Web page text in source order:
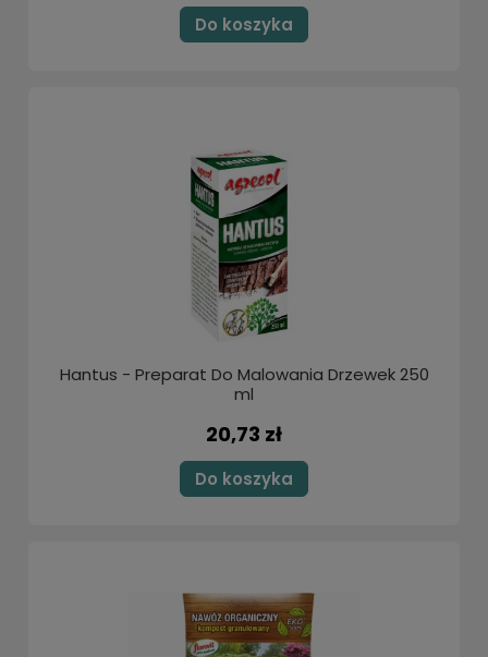
Do koszyka
Hantus - Preparat Do Malowania Drzewek 250
ml
20,73 zł
Do koszyka